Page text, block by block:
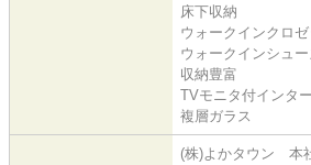
床下収納
ウォークインクロゼ
ウォークインシュ
収納豊富
TVモニタ付インタ
複層ガラス
(株)よかタウン 本